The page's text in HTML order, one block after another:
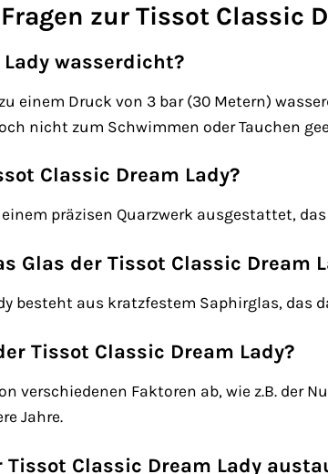
zur Tissot Classic
wasserdicht?
einem Druck von 3 bar (30 Metern)
nicht zum Schwimmen oder Tauchen
Classic Dream Lady?
präzisen Quarzwerk ausgestattet,
Glas der Tissot Classic Dream
besteht aus kratzfestem Saphirglas,
Tissot Classic Dream Lady?
verschiedenen Faktoren ab, wie z.B. der
Jahre.
Classic Dream Lady